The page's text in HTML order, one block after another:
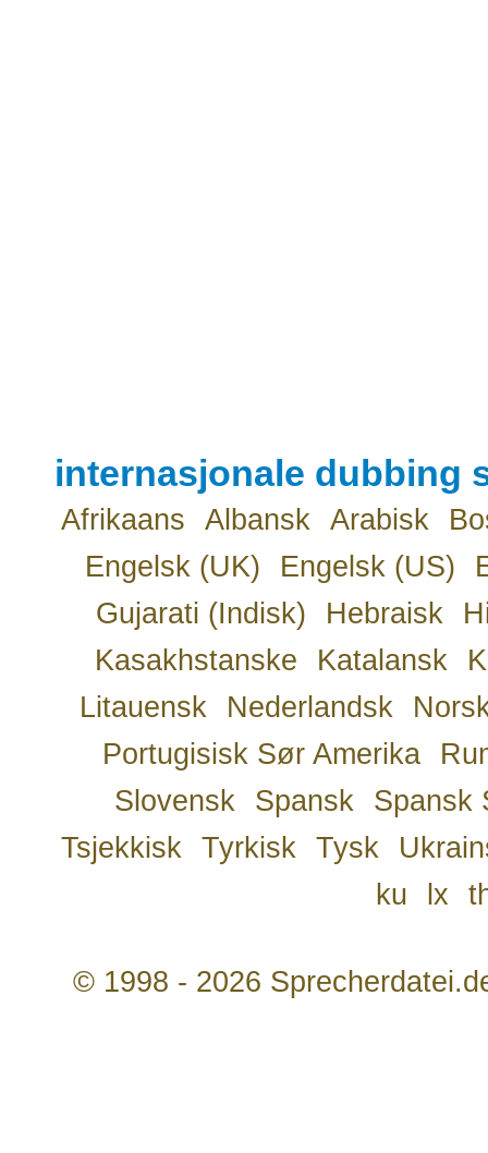
internasjonale dubbing
Afrikaans Albansk Arabisk
Engelsk (UK)
Engelsk (US)
Gujarati (Indisk)
Hebraisk
Kasakhstanske
Katalansk
Litauensk
Nederlandsk
Portugisisk Sør Amerika
Slovensk
Spansk
Spansk
Tsjekkisk
Tyrkisk Tysk
ku
lx
© 1998 - 2026